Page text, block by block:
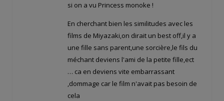
si on a vu Princess monoke !
En cherchant bien les similitudes avec les
films de Miyazaki,on dirait un best off,il y a
une fille sans parent,une sorcière,le fils du
méchant deviens l'ami de la petite fille,ect
… ca en deviens vite embarrassant
,dommage car le film n'avait pas besoin de
cela